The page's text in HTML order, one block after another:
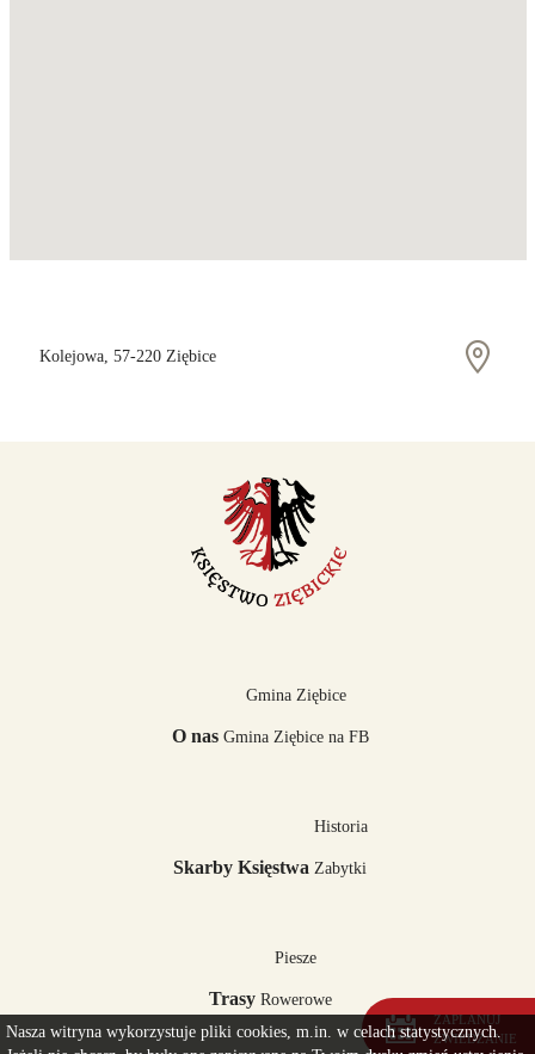
Kolejowa, 57-220 Ziębice
O nas
Gmina Ziębice
Gmina Ziębice na FB
Skarby Księstwa
Historia
Zabytki
Trasy
Piesze
Rowerowe
Nasza witryna wykorzystuje pliki cookies, m.in. w celach statystycznych.
ZAPLANUJ
ZWIEDZANIE